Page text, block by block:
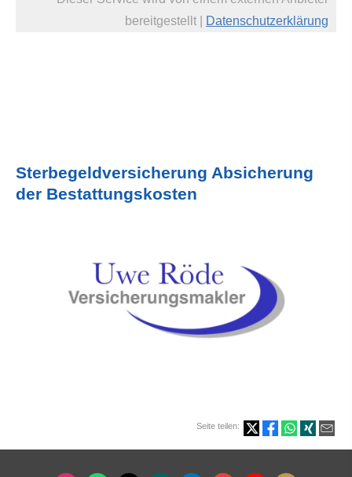
bereitgestellt |
Datenschutzerklärung
Ster­be­geld­ver­si­che­rung Absi­che­rung
der Bestat­tungs­kosten
Seite teilen: